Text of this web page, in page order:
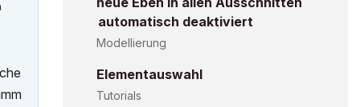
automatisch deaktiviert
Modellierung
Elementauswahl
Tutorials